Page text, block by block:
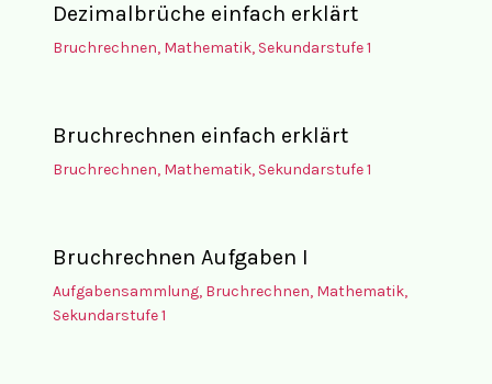
Dezimalbrüche einfach erklärt
Bruchrechnen, Mathematik, Sekundarstufe 1
Bruchrechnen einfach erklärt
Bruchrechnen, Mathematik, Sekundarstufe 1
Bruchrechnen Aufgaben I
Aufgabensammlung, Bruchrechnen, Mathematik,
Sekundarstufe 1